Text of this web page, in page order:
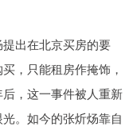
出在北京买房的要
，只能租房作掩饰，
，这一事件被人重新
。如今的张炘炀靠自